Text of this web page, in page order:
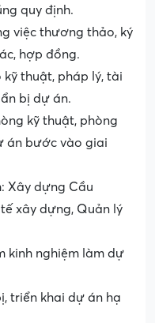
quy định.
việc thương thảo, ký
hợp đồng.
kỹ thuật, pháp lý, tài
bị dự án.
kỹ thuật, phòng
án bước vào giai
Xây dựng Cầu
xây dựng, Quản lý
kinh nghiệm làm dự
triển khai dự án hạ